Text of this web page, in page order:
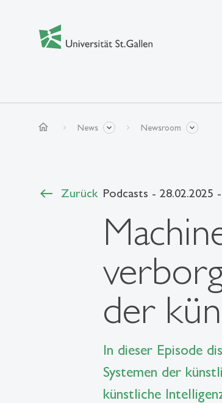
home News Newsroom
Zurück Podcasts - 28.02.2025
der
In dieser Episode
Systemen der
künstliche